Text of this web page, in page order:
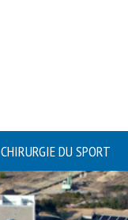
CHIRURGIE DU SPORT